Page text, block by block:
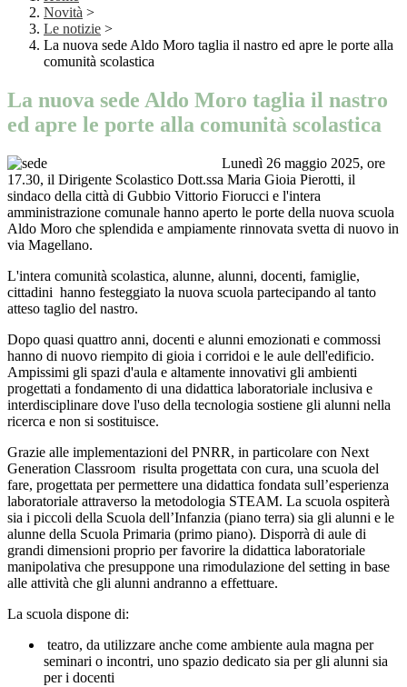
Novità >
Le notizie >
La nuova sede Aldo Moro taglia il nastro ed apre le porte alla
comunità scolastica
La nuova sede Aldo Moro taglia il nastro
ed apre le porte alla comunità scolastica
Lunedì 26 maggio 2025, ore
17.30, il Dirigente Scolastico Dott.ssa Maria Gioia Pierotti, il
sindaco della città di Gubbio Vittorio Fiorucci e l'intera
amministrazione comunale hanno aperto le porte della nuova scuola
Aldo Moro che splendida e ampiamente rinnovata svetta di nuovo in
via Magellano.
L'intera comunità scolastica, alunne, alunni, docenti, famiglie,
cittadini hanno festeggiato la nuova scuola partecipando al tanto
atteso taglio del nastro.
Dopo quasi quattro anni, docenti e alunni emozionati e commossi
hanno di nuovo riempito di gioia i corridoi e le aule dell'edificio.
Ampissimi gli spazi d'aula e altamente innovativi gli ambienti
progettati a fondamento di una didattica laboratoriale inclusiva e
interdisciplinare dove l'uso della tecnologia sostiene gli alunni nella
ricerca e non si sostituisce.
Grazie alle implementazioni del PNRR, in particolare con Next
Generation Classroom risulta progettata con cura, una scuola del
fare, progettata per permettere una didattica fondata sull’esperienza
laboratoriale attraverso la metodologia STEAM. La scuola ospiterà
sia i piccoli della Scuola dell’Infanzia (piano terra) sia gli alunni e le
alunne della Scuola Primaria (primo piano). Disporrà di aule di
grandi dimensioni proprio per favorire la didattica laboratoriale
manipolativa che presuppone una rimodulazione del setting in base
alle attività che gli alunni andranno a effettuare.
La scuola dispone di:
teatro, da utilizzare anche come ambiente aula magna per
seminari o incontri, uno spazio dedicato sia per gli alunni sia
per i docenti